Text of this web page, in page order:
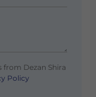
Dezan Shira
Policy